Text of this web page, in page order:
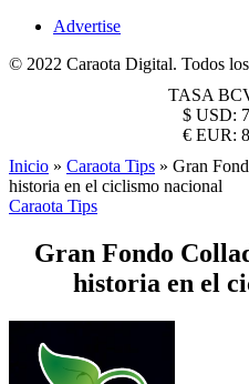
Advertise
© 2022 Caraota Digital. Todos los
TASA
$ USD:
€ EUR:
Inicio » Caraota Tips » Gran
historia en el ciclismo nacional
Caraota Tips
Gran Fondo
historia en el